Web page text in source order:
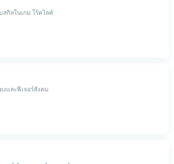
กิลในเกม โร้คไลค์
และฟีเจอร์สังคม